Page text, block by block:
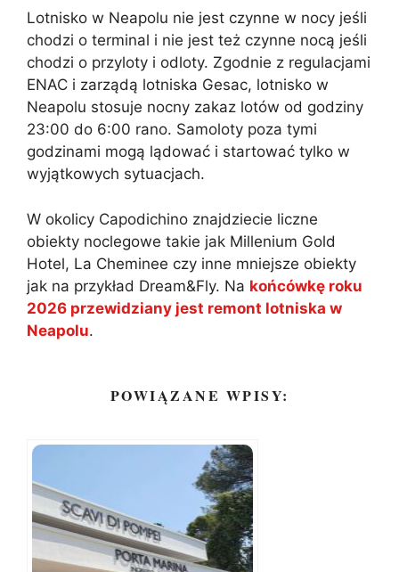
Lotnisko w Neapolu nie jest czynne w nocy jeśli
chodzi o terminal i nie jest też czynne nocą jeśli
chodzi o przyloty i odloty. Zgodnie z regulacjami
ENAC i zarządą lotniska Gesac, lotnisko w
Neapolu stosuje nocny zakaz lotów od godziny
23:00 do 6:00 rano. Samoloty poza tymi
godzinami mogą lądować i startować tylko w
wyjątkowych sytuacjach.
W okolicy Capodichino znajdziecie liczne
obiekty noclegowe takie jak Millenium Gold
Hotel, La Cheminee czy inne mniejsze obiekty
jak na przykład Dream&Fly. Na końcówkę roku
2026 przewidziany jest remont lotniska w
Neapolu.
POWIĄZANE WPISY: